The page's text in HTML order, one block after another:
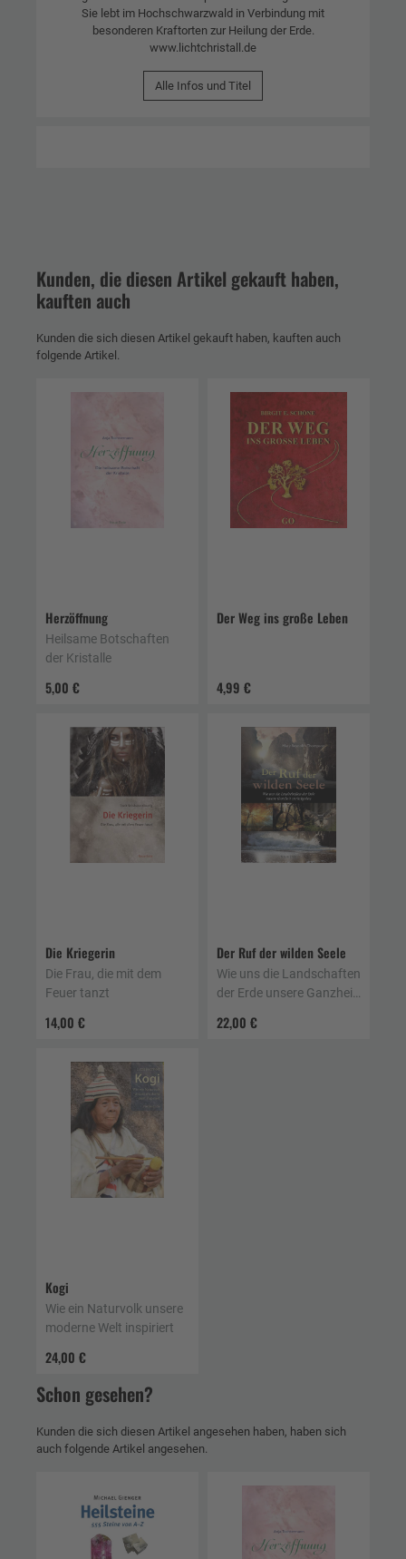
Sie lebt im Hochschwarzwald in Verbindung mit
besonderen Kraftorten zur Heilung der Erde.
www.lichtchristall.de
Alle Infos und Titel
Kunden, die diesen Artikel gekauft haben,
kauften auch
Kunden die sich diesen Artikel gekauft haben, kauften auch
folgende Artikel.
Herzöffnung
5,00 €
Heilsame Botschaften
der Kristalle
Der Weg ins große Leben
4,99 €
Die Kriegerin
14,00 €
Die Frau, die mit dem
Feuer tanzt
Der Ruf der wilden Seele
22,00 €
Wie uns die Landschaften
der Erde unsere Ganzheit
Kogi
24,00 €
Wie ein Naturvolk unsere
moderne Welt inspiriert
Schon gesehen?
Kunden die sich diesen Artikel angesehen haben, haben sich
auch folgende Artikel angesehen.